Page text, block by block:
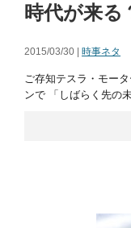
時代が来る
2015/03/30 | 時事ネタ
ご存知テスラ・モー
ンで 「しばらく先の